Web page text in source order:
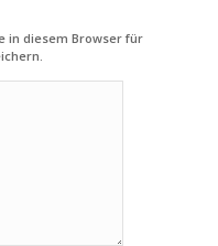
in diesem Browser für